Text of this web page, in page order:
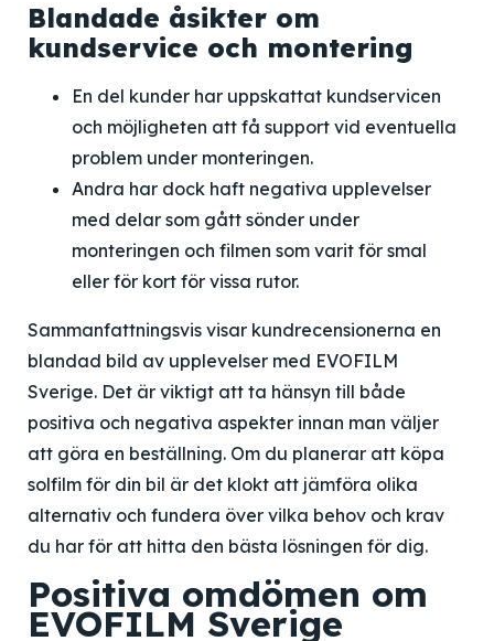
Blandade åsikter om
kundservice och montering
En del kunder har uppskattat kundservicen
och möjligheten att få support vid eventuella
problem under monteringen.
Andra har dock haft negativa upplevelser
med delar som gått sönder under
monteringen och filmen som varit för smal
eller för kort för vissa rutor.
Sammanfattningsvis visar kundrecensionerna en
blandad bild av upplevelser med EVOFILM
Sverige. Det är viktigt att ta hänsyn till både
positiva och negativa aspekter innan man väljer
att göra en beställning. Om du planerar att köpa
solfilm för din bil är det klokt att jämföra olika
alternativ och fundera över vilka behov och krav
du har för att hitta den bästa lösningen för dig.
Positiva omdömen om
EVOFILM Sverige